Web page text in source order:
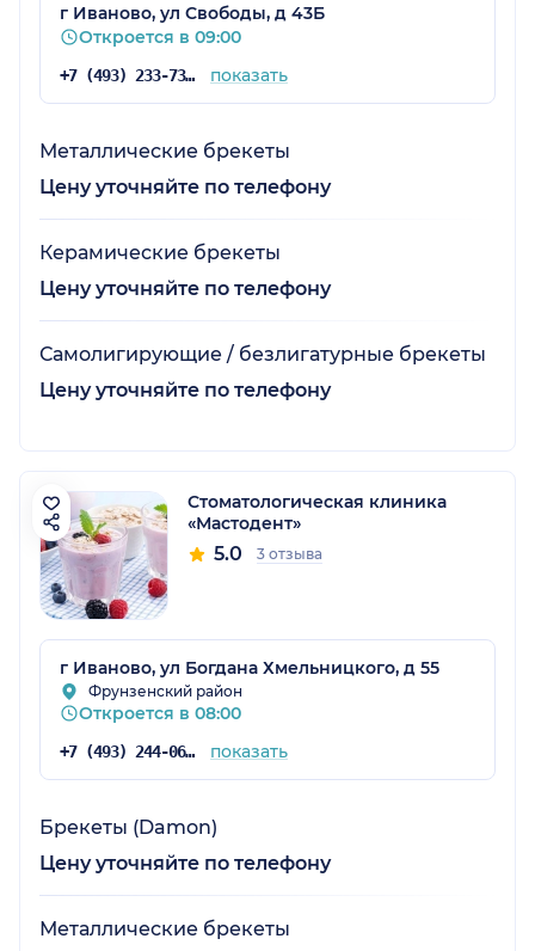
г Иваново, ул Свободы, д 43Б
Откроется в 09:00
+7 (493) 233-73-59 показать
Металлические брекеты
Цену уточняйте по телефону
Керамические брекеты
Цену уточняйте по телефону
Самолигирующие / безлигатурные брекеты
Цену уточняйте по телефону
Стоматологическая клиника
«Мастодент»
5.0 3 отзыва
г Иваново, ул Богдана Хмельницкого, д 55
Фрунзенский район
Откроется в 08:00
+7 (493) 244-06-40 показать
Брекеты (Damon)
Цену уточняйте по телефону
Металлические брекеты